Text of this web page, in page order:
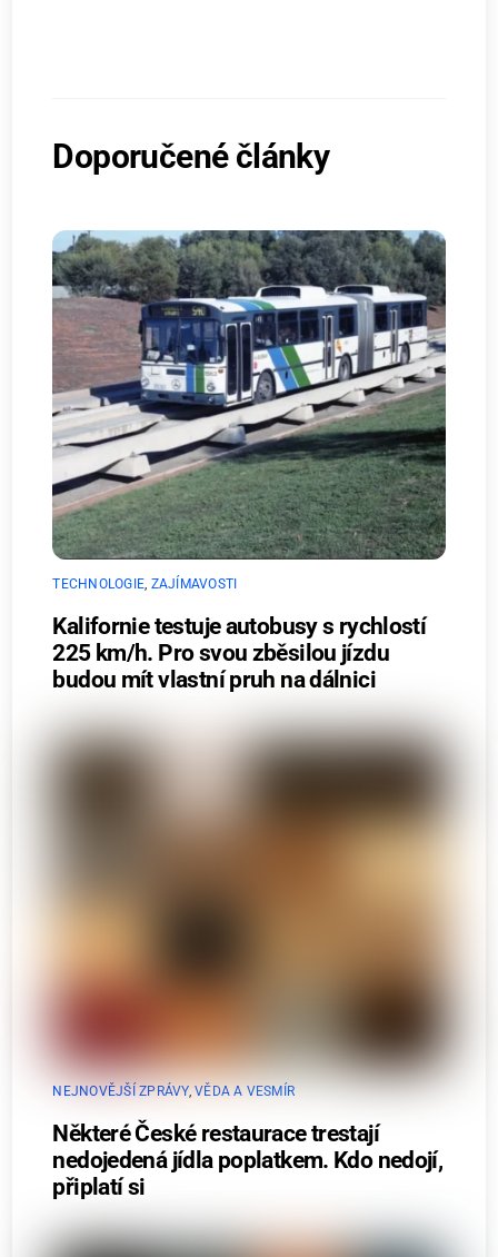
Doporučené články
TECHNOLOGIE ZAJÍMAVOSTI
Kalifornie testuje autobusy s rychlostí
225 km/h. Pro svou zběsilou jízdu
budou mít vlastní pruh na dálnici
NEJNOVĚJŠÍ ZPRÁVY,VĚDA A VESMÍR
Některé České restaurace trestají
nedojedená jídla poplatkem. Kdo nedojí,
připlatí si